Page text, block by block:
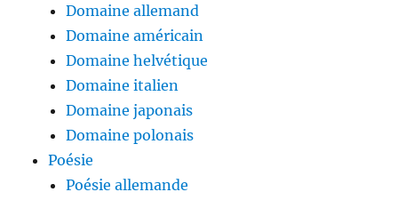
Domaine allemand
Domaine américain
Domaine helvétique
Domaine italien
Domaine japonais
Domaine polonais
Poésie
Poésie allemande